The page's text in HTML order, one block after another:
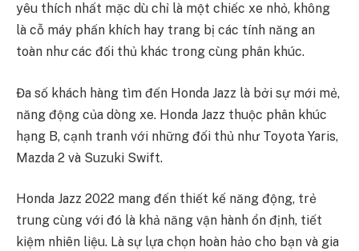
yêu thích nhất mặc dù chỉ là một chiếc xe nhỏ, không
là cỗ máy phấn khích hay trang bị các tính năng an
toàn như các đối thủ khác trong cùng phân khúc.
Đa số khách hàng tìm đến Honda Jazz là bởi sự mới mẻ,
năng động của dòng xe. Honda Jazz thuộc phân khúc
hạng B, cạnh tranh với những đối thủ như Toyota Yaris,
Mazda 2 và Suzuki Swift.
Honda Jazz 2022 mang đến thiết kế năng động, trẻ
trung cùng với đó là khả năng vận hành ổn định, tiết
kiệm nhiên liệu. Là sự lựa chọn hoàn hảo cho bạn và gia